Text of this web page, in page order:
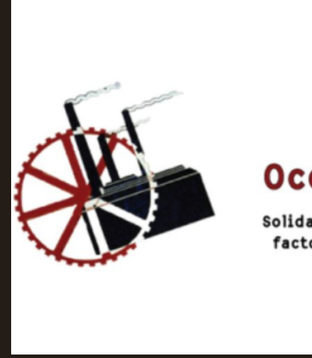
VB WEST-FRIESLAND
ZWARTE MUGGEN
WERKGROEP ARBEID
WERKGROEP PROPAGANDA
CAMPAGNES